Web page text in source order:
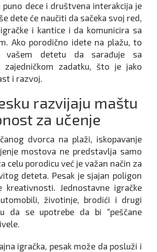
puno dece i društvena interakcija je
dete će naučiti da sačeka svoj red,
i kantice i da komunicira sa
Ako porodično idete na plažu, to
vašem detetu da sarađuje sa
zajedničkom zadatku, što je jako
i razvoj.
razvijaju maštu
za učenje
dvorca na plaži, iskopavanje
mostova ne predstavlja samo
celu porodicu već je važan način za
deteta. Pesak je sjajan poligon
kreativnosti. Jednostavne igračke
životinje, brodići i drugi
da se upotrebe da bi “peščane
igračka, pesak može da posluži i